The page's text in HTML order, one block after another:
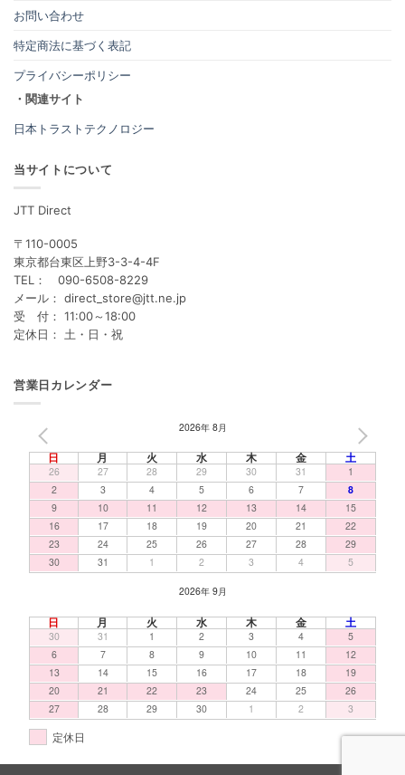
お問い合わせ
特定商法に基づく表記
プライバシーポリシー
・関連サイト
日本トラストテクノロジー
当サイトについて
JTT Direct
〒110-0005
東京都台東区上野3-3-4-4F
TEL： 090-6508-8229
メール： direct_store@jtt.ne.jp
受 付： 11:00～18:00
定休日： 土・日・祝
営業日カレンダー
2026年 8月
日 月 火 水 木 金 土
26 27 28 29 30 31
1
2
3 4 5 6 7
8
9
10 11 12 13 14
15
16
17 18 19 20 21
22
23
24 25 26 27 28
29
30
31 1 2 3 4 5
2026年 9月
日 月 火 水 木 金 土
30 31 1 2 3 4
5
6
7 8 9 10 11
12
13
14 15 16 17 18
19
20
21 22 23 24 25
26
27
28 29 30 1 2 3
定休日